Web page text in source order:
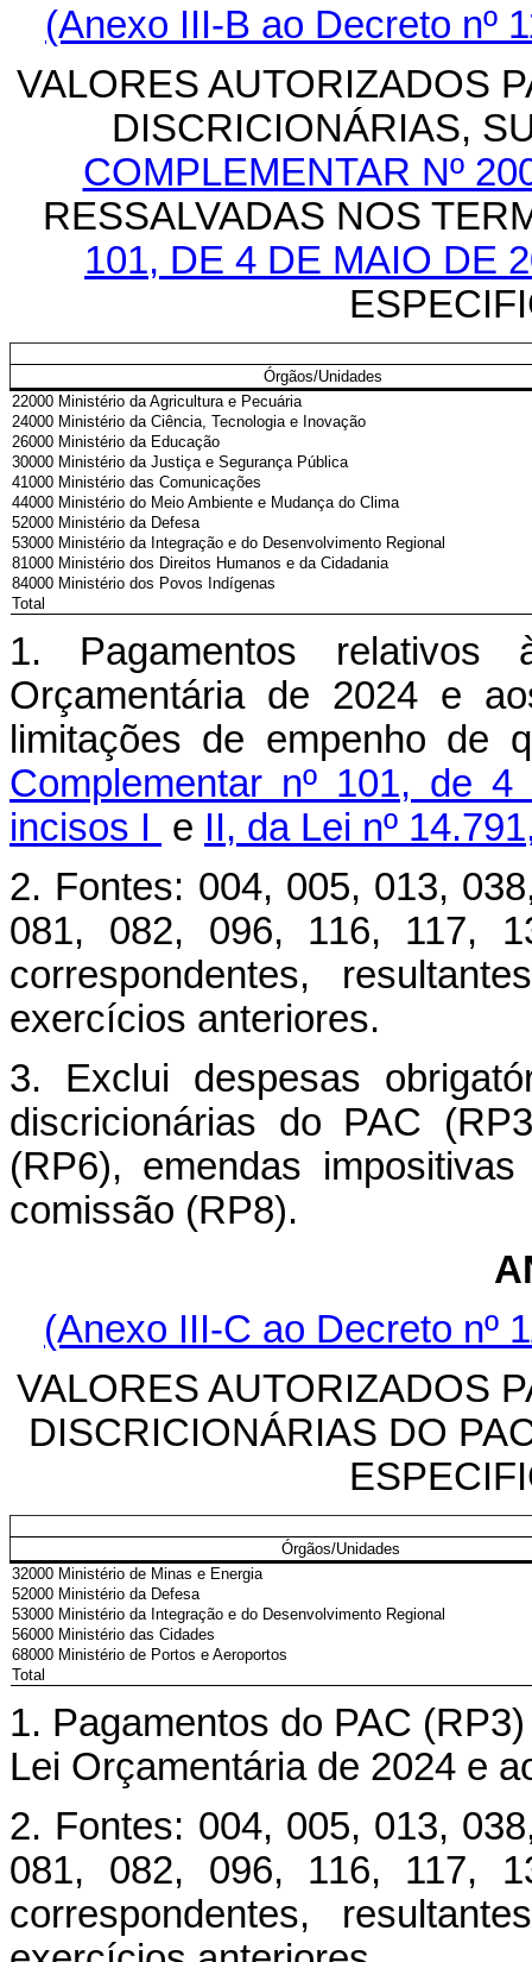
(Anexo III-B ao Decreto nº
VALORES AUTORIZADOS
DISCRICIONÁRIAS,
COMPLEMENTAR Nº
RESSALVADAS NOS
101, DE 4 DE MAIO DE
Órgãos/Unidades
22000 Ministério da Agricultura e Pecuária
24000 Ministério da Ciência, Tecnologia e Inovação
26000 Ministério da Educação
30000 Ministério da Justiça e Segurança Pública
41000 Ministério das Comunicações
44000 Ministério do Meio Ambiente e Mudança do Clima
52000 Ministério da Defesa
53000 Ministério da Integração e do Desenvolvimento Regional
81000 Ministério dos Direitos Humanos e da Cidadania
84000 Ministério dos Povos Indígenas
Total
1. Pagamentos relativos
Orçamentária de 2024 e
limitações de empenho de
Complementar nº 101, de
incisos I e II, da Lei nº
2. Fontes: 004, 005, 013,
081, 082, 096, 116, 117,
correspondentes,
exercícios anteriores.
3. Exclui despesas
discricionárias do PAC
(RP6), emendas
comissão (RP8).
(Anexo III-C ao Decreto nº
VALORES AUTORIZADOS
DISCRICIONÁRIAS DO
Órgãos/Unidades
32000 Ministério de Minas e Energia
52000 Ministério da Defesa
53000 Ministério da Integração e do Desenvolvimento Regional
56000 Ministério das Cidades
68000 Ministério de Portos e Aeroportos
Total
1. Pagamentos do PAC
Lei Orçamentária de 2024 e
2. Fontes: 004, 005, 013,
081, 082, 096, 116, 117,
correspondentes,